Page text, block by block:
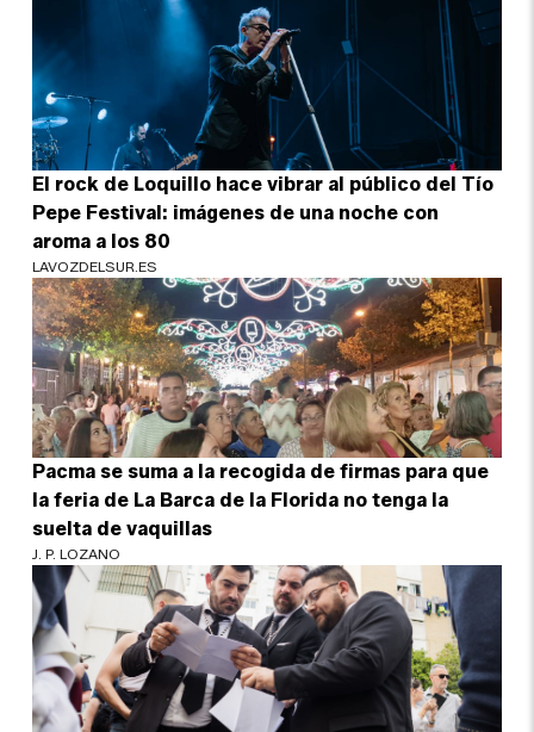
El rock de Loquillo hace vibrar al público del Tío
Pepe Festival: imágenes de una noche con
aroma a los 80
LAVOZDELSUR.ES
Pacma se suma a la recogida de firmas para que
la feria de La Barca de la Florida no tenga la
suelta de vaquillas
J. P. LOZANO